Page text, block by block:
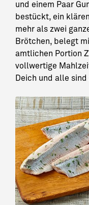
und einem Paar
bestückt, ein
mehr als zwei
Brötchen, belegt
amtlichen Portion
vollwertige
Deich und alle